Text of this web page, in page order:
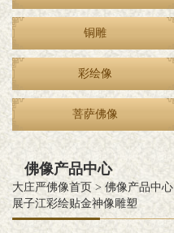
铜雕
彩绘像
菩萨佛像
佛像产品中心
大庄严佛像首页 > 佛像产品中心
展子江彩绘贴金神像雕塑